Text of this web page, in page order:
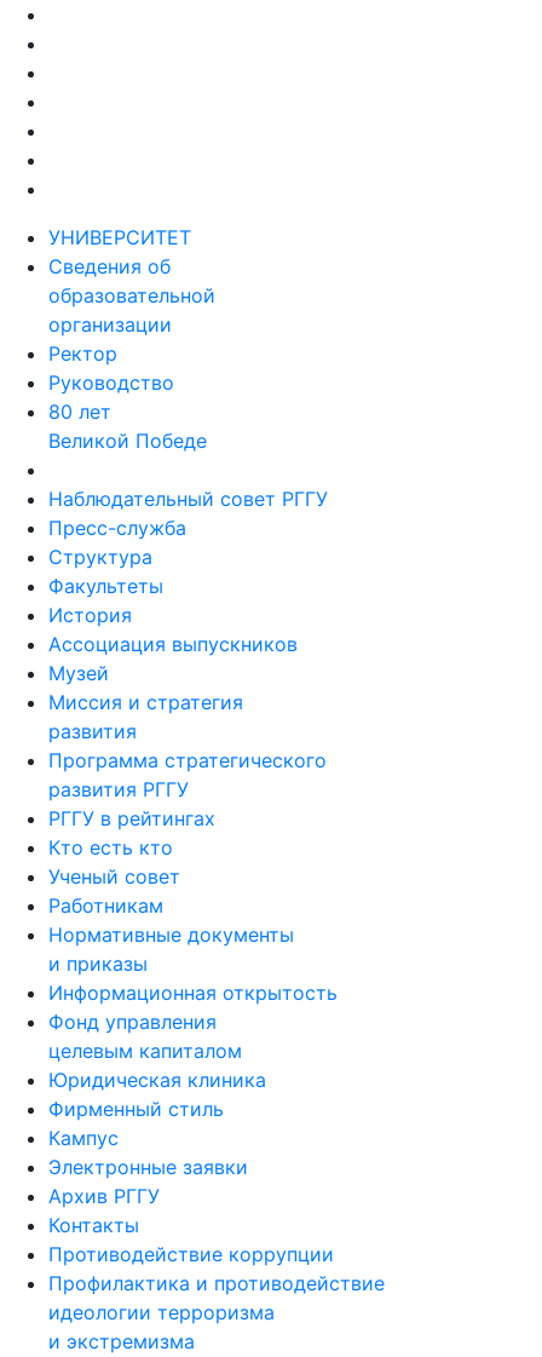
УНИВЕРСИТЕТ
Сведения об
образовательной
организации
Ректор
Руководство
80 лет
Великой Победе
Наблюдательный совет РГГУ
Пресс-служба
Структура
Факультеты
История
Ассоциация выпускников
Музей
Миссия и стратегия
развития
Программа стратегического
развития РГГУ
РГГУ в рейтингах
Кто есть кто
Ученый совет
Работникам
Нормативные документы
и приказы
Информационная открытость
Фонд управления
целевым капиталом
Юридическая клиника
Фирменный стиль
Кампус
Электронные заявки
Архив РГГУ
Контакты
Противодействие коррупции
Профилактика и противодействие
идеологии терроризма
и экстремизма